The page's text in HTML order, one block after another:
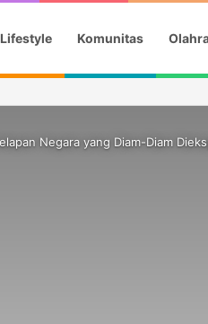
Lifestyle Komunitas
Dukung Promosi Daerah
Negara yang Diam-Diam